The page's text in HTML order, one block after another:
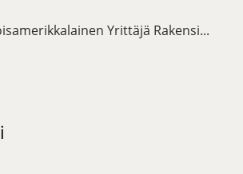
Yrittäjä Rakensi...